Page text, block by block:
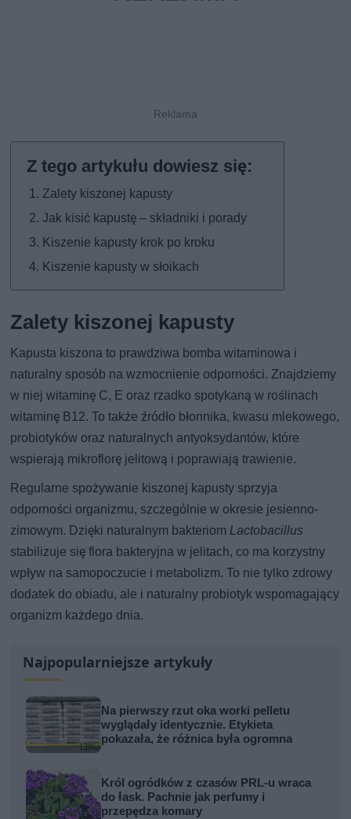
Zalety kiszonej kapusty
Jak kisić kapustę – składniki i porady
Kiszenie kapusty krok po kroku
Kiszenie kapusty w słoikach
Zalety kiszonej kapusty
Kapusta kiszona to prawdziwa bomba witaminowa i
naturalny sposób na wzmocnienie odporności. Znajdziemy
w niej witaminę C, E oraz rzadko spotykaną w roślinach
witaminę B12. To także źródło błonnika, kwasu mlekowego,
probiotyków oraz naturalnych antyoksydantów, które
wspierają mikroflorę jelitową i poprawiają trawienie.
Regularne spożywanie kiszonej kapusty sprzyja
odporności organizmu, szczególnie w okresie jesienno-
zimowym. Dzięki naturalnym bakteriom Lactobacillus
stabilizuje się flora bakteryjna w jelitach, co ma korzystny
wpływ na samopoczucie i metabolizm. To nie tylko zdrowy
dodatek do obiadu, ale i naturalny probiotyk wspomagający
organizm każdego dnia.
Najpopularniejsze artykuły
Na pierwszy rzut oka worki pelletu
wyglądały identycznie. Etykieta
pokazała, że różnica była ogromna
Król ogródków z czasów PRL-u wraca
do łask. Pachnie jak perfumy i
przepędza komary